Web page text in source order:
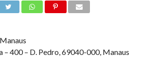
– 400 – D. Pedro, 69040-000, Manaus